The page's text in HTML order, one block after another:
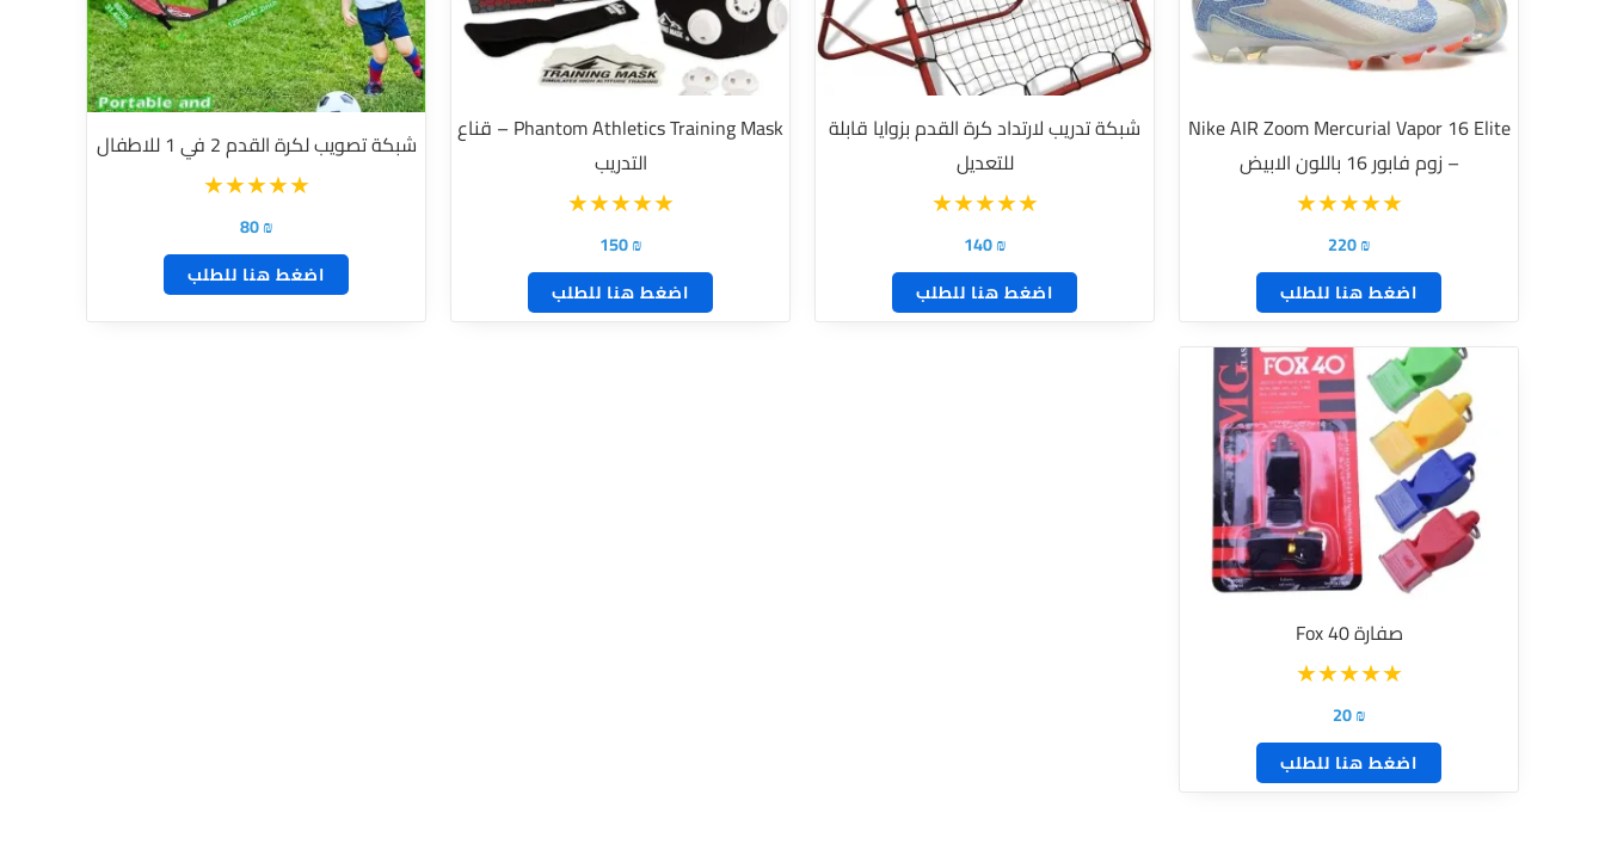
Nike AIR Zoom Mercurial Vapor 16 Elite
– زوم فابور 16 باللون الابيض
220₪
اضغط هنا للطلب
لهذا
المنتج.
اختيار
الخيارات
على
صفحة
المنتج
شبكة تدريب لارتداد كرة القدم بزوايا قابلة
للتعديل
140₪
اضغط هنا للطلب
Phantom Athletics Training Mask – قناع
التدريب
150₪
اضغط هنا للطلب
شبكة تصويب لكرة القدم 2 في 1 للاطفال
80₪
اضغط هنا للطلب
صفارة Fox 40
20₪
اضغط هنا للطلب